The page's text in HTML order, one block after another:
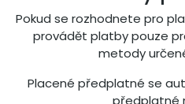
Pokud se rozhodnete pro
provádět platby pouze
metody
Placené předplatné se
předplatné